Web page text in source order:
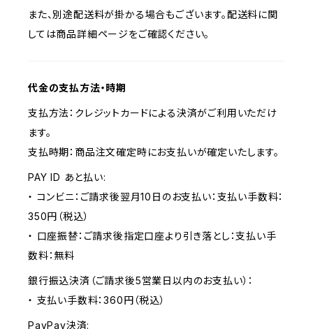
また、別途配送料が掛かる場合もございます。配送料に関
しては商品詳細ページをご確認ください。
代金の支払方法・時期
支払方法：クレジットカードによる決済がご利用いただけ
ます。
支払時期：商品注文確定時にお支払いが確定いたします。
PAY ID あと払い:
・ コンビニ：ご請求後翌月10日のお支払い：支払い手数料：
350円（税込）
・ 口座振替：ご請求後指定口座より引き落とし：支払い手
数料：無料
銀行振込決済（ご請求後5営業日以内のお支払い）：
・ 支払い手数料：360円（税込）
PayPay決済: